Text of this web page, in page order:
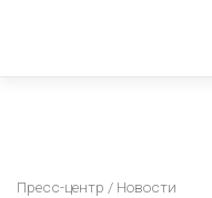
Пресс-центр / Новости